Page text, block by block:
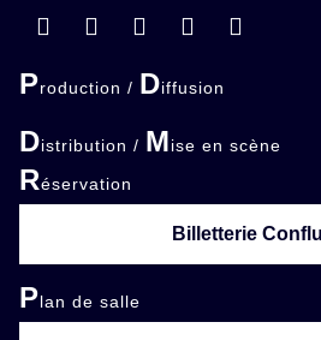
Production / Diffusion
Distribution / Mise en scène
Réservation
Billetterie
Plan de salle